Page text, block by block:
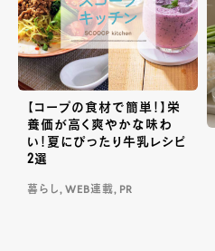
【コープの食材で簡単！】栄
養価が高く爽やかな味わ
い！夏にぴったり牛乳レシピ
2選
暮らし, WEB連載, PR